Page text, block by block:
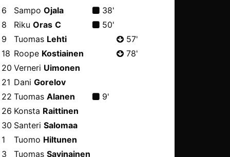
6
Sampo Ojala
38'
8
Riku Oras C
50'
9
Tuomas Lehti
57'
18 Roope Kostiainen
78'
20 Verneri Uimonen
21 Dani Gorelov
22 Tuomas Alanen
9'
26 Konsta Raittinen
30 Santeri Salomaa
1
Tuomo Hiltunen
3
Tuomas Savinainen